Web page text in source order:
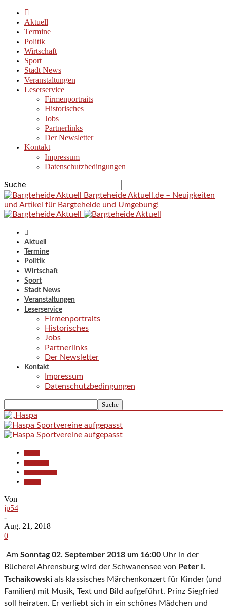
Aktuell
Termine
Politik
Wirtschaft
Sport
Stadt News
Veranstaltungen
Leserservice
Firmenportraits
Historisches
Jobs
Partnerlinks
Der Newsletter
Kontakt
Impressum
Datenschutzbedingungen
Suche
Bargteheide Aktuell.de – Neuigkeiten
und Artikel für Bargteheide und Umgebung!
Aktuell
Termine
Politik
Wirtschaft
Sport
Stadt News
Veranstaltungen
Leserservice
Firmenportraits
Historisches
Jobs
Partnerlinks
Der Newsletter
Kontakt
Impressum
Datenschutzbedingungen
Von
jp54
-
Aug. 21, 2018
0
Am Sonntag 02. September 2018 um 16:00 Uhr in der
Bücherei Ahrensburg wird der Schwanensee von Peter I.
Tschai­kowski als klassisches Märchen­konzert für Kinder (und
Familien) mit Musik, Text und Bild aufge­führt. Prinz Siegfried
soll heiraten. Er verliebt sich in ein schönes Mädchen und